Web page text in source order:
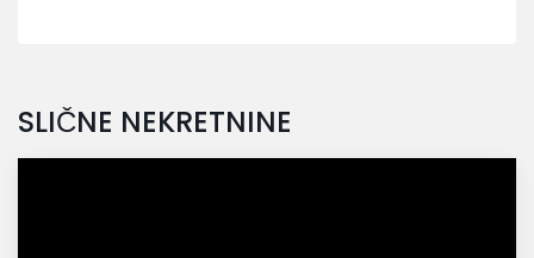
SLIČNE NEKRETNINE